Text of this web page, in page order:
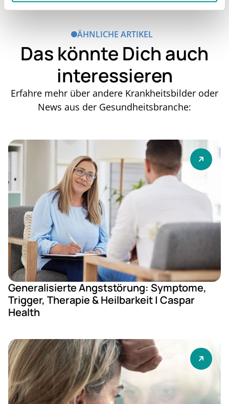
ÄHNLICHE ARTIKEL
Das könnte Dich auch
interessieren
Erfahre mehr über andere Krankheitsbilder oder
News aus der Gesundheitsbranche:
Generalisierte Angststörung: Symptome,
Trigger, Therapie & Heilbarkeit | Caspar
Health